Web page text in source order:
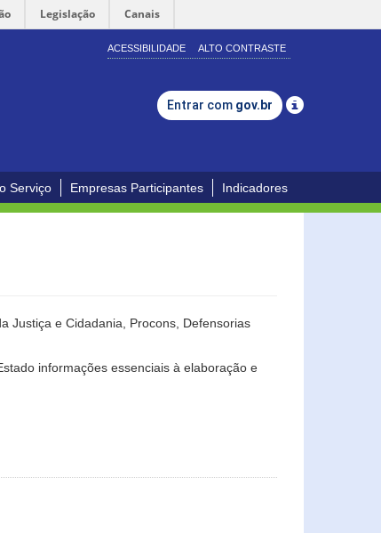
Legislação Canais
ACESSIBILIDADE ALTO CONTRASTE
Entrar com gov.br
Serviço Empresas Participantes Indicadores
Justiça e Cidadania, Procons, Defensorias
informações essenciais à elaboração e